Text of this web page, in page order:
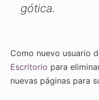
gótica.
Como nuevo usuario
Escritorio para
nuevas páginas para